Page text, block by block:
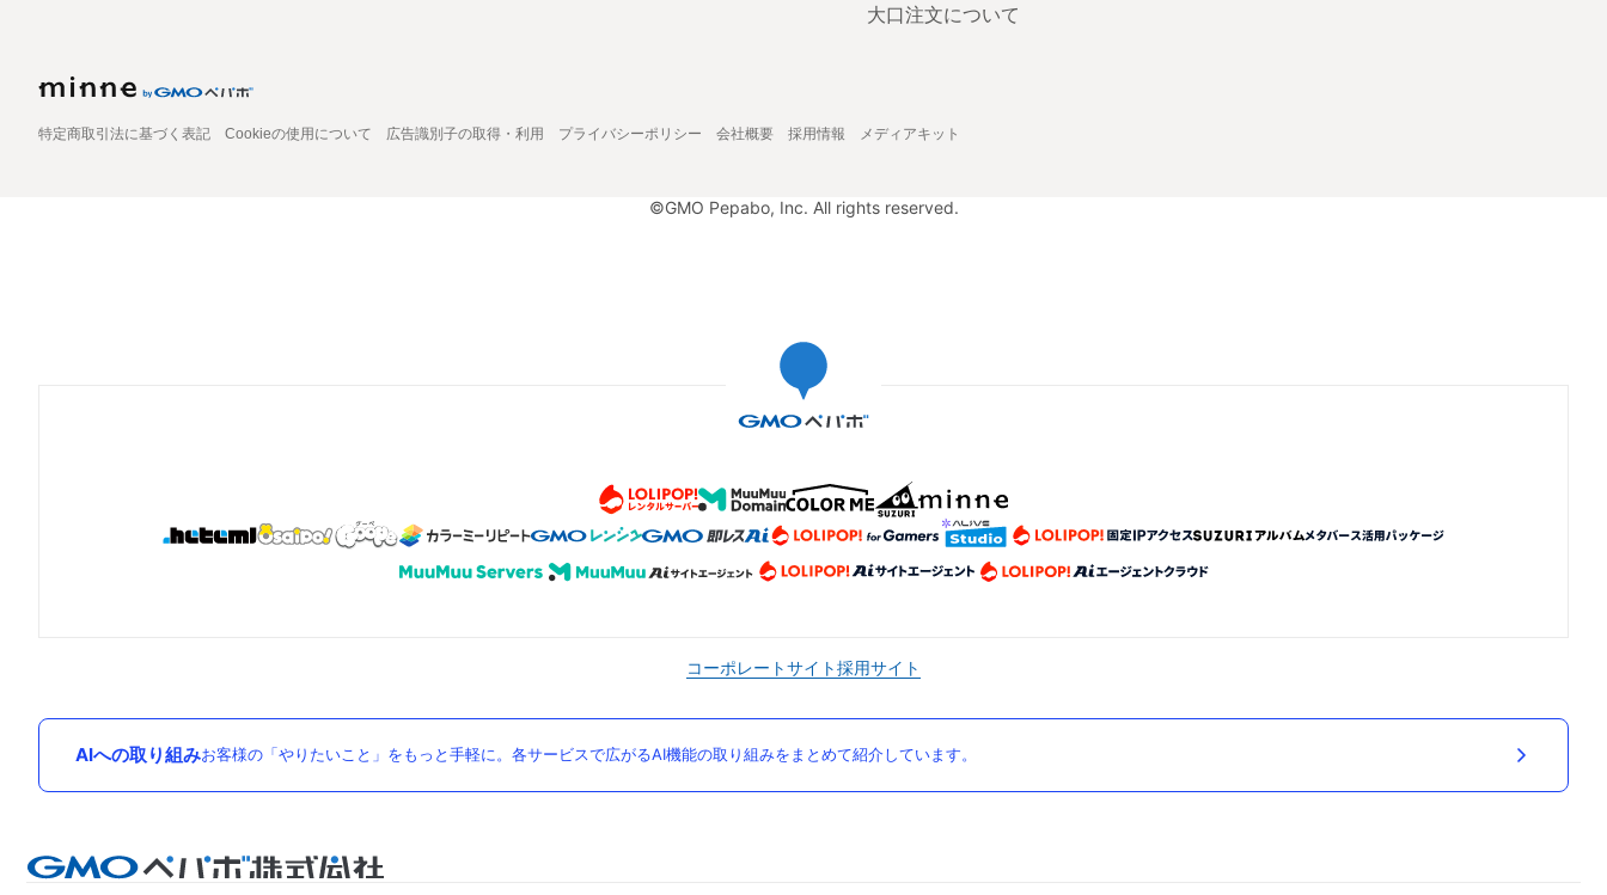
大口注文について
特定商取引法に基づく表記 Cookieの使用について 広告識別子の取得・利用 プライバシーポリシー 会社概要 採用情報 メディアキット
©GMO Pepabo, Inc. All rights reserved.
コーポレートサイト採用サイト
AIへの取り組みお客様の「やりたいこと」をもっと手軽に。各サービスで広がるAI機能の取り組みをまとめて紹介しています。